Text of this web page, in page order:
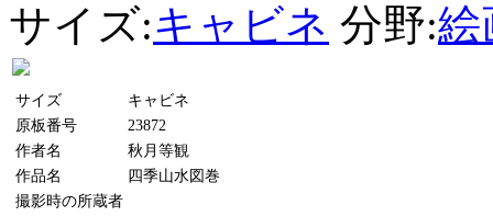
サイズ:キャビネ 分野:絵
サイズ
キャビネ
原板番号
23872
作者名
秋月等観
作品名
四季山水図巻
撮影時の所蔵者